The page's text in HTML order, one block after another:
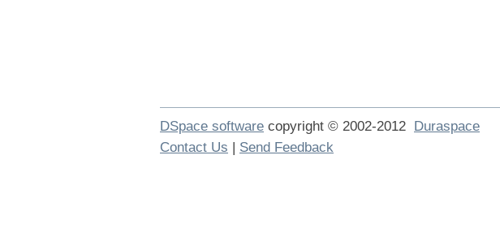
DSpace software copyright © 2002-2012 Duraspace
Contact Us | Send Feedback